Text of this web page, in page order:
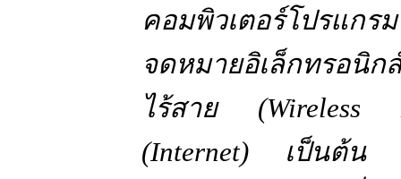
คอมพิวเตอร์โปรแก
จดหมายอิเล็กทรอนิ
ไร้สาย (Wireless
(Internet) เป็นต้น